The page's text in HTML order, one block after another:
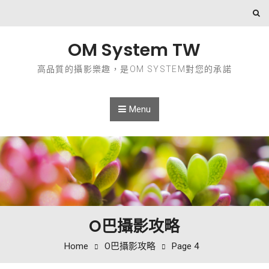
OM System TW
高品質的攝影樂趣，是OM SYSTEM對您的承諾
Menu
O巴攝影攻略
Home O巴攝影攻略 Page 4